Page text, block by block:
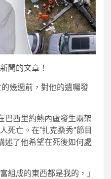
聞的文章！
幾週前，對他的遺囑發
巴西里約熱內盧發生兩架
死亡。在“扎克桑秀”節目
述了他希望在死後如何處
組成的東西都是我的，」